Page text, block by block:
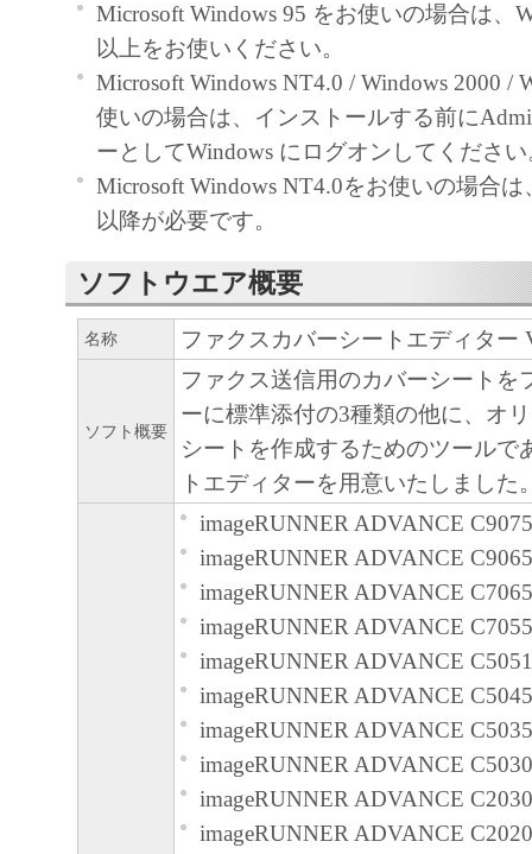
キヤノンは、本ソフトウエアのユーザ
といいます。）に対し、本ソフトウエ
ノン製品を利用する目的で本ソフトウ
独占的権利を許諾します。
ユーザーは、本ソフトウエアの全部ま
改変、リバース・エンジニアリング、
は逆アセンブル等することはできませ
キヤノン、キヤノンマーケティングジ
よびキヤノンのライセンサーは、本ソ
ザーの特定の目的のために適当である
用であること、または本ソフトウエア
と、その他本ソフトウエアに関してい
しません。
キヤノン、キヤノンマーケティングジ
よびキヤノンのライセンサーは、本ソ
に付随または関連して生ずる直接的ま
失、損害等について、いかなる場合に
任を負いません。
ユーザーは、日本国政府または該当国
許可等を得ることなしに、本ソフトウ
一部を、直接または間接に輸出しては
Microsoft Windows 95 をお使いの場合は、
以上をお使いください。
Microsoft Windows NT4.0 / Windows 2000 /
使いの場合は、インストールする前に
ーとしてWindows にログオンしてください
Microsoft Windows NT4.0をお使いの場合は
以降が必要です。
ソフトウエア概要
名称 ファクスカバーシートエディター
ソフト概要
ファクス送信用のカバーシートを
ーに標準添付の3種類の他に、オ
シートを作成するためのツールで
トエディターを用意いたしました
imageRUNNER ADVANCE
imageRUNNER ADVANCE
imageRUNNER ADVANCE C7065
imageRUNNER ADVANCE C7055
imageRUNNER ADVANCE
imageRUNNER ADVANCE
imageRUNNER ADVANCE
imageRUNNER ADVANCE
imageRUNNER ADVANCE
imageRUNNER ADVANCE